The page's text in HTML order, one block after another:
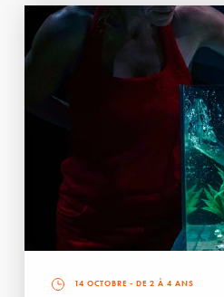
14 OCTOBRE - DE 2 À 4 ANS